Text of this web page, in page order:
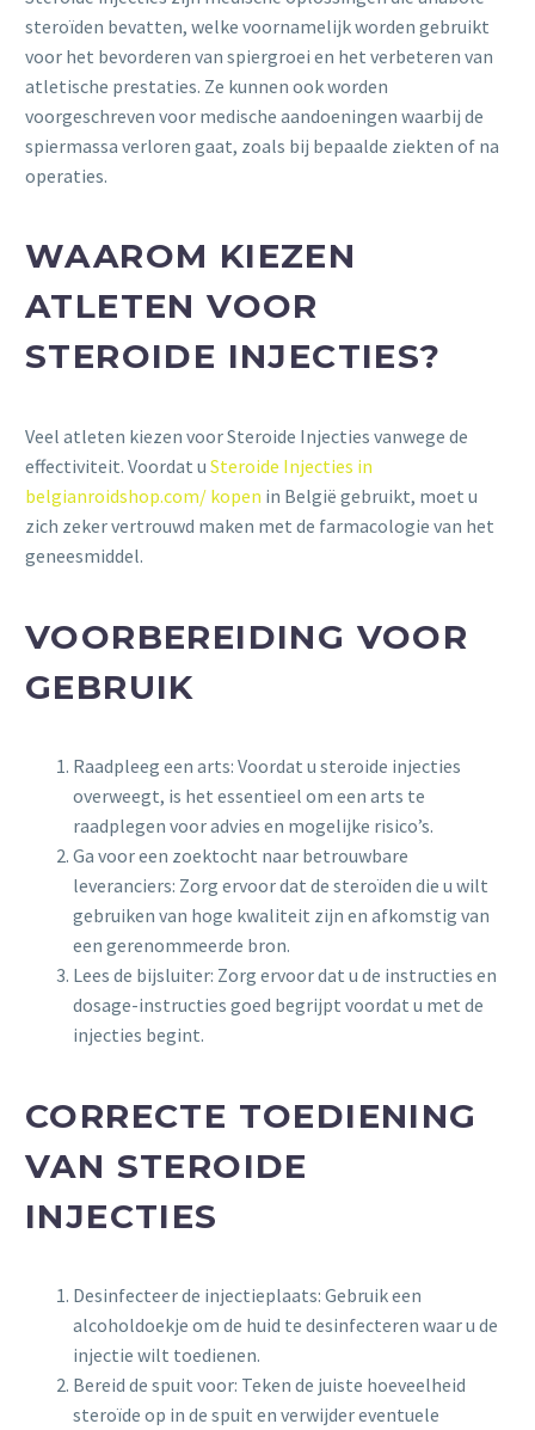
steroïden bevatten, welke voornamelijk worden gebruikt
voor het bevorderen van spiergroei en het verbeteren van
atletische prestaties. Ze kunnen ook worden
voorgeschreven voor medische aandoeningen waarbij de
spiermassa verloren gaat, zoals bij bepaalde ziekten of na
operaties.
WAAROM KIEZEN
ATLETEN VOOR
STEROIDE INJECTIES?
Veel atleten kiezen voor Steroide Injecties vanwege de
effectiviteit. Voordat u Steroide Injecties in
belgianroidshop.com/ kopen in België gebruikt, moet u
zich zeker vertrouwd maken met de farmacologie van het
geneesmiddel.
VOORBEREIDING VOOR
GEBRUIK
Raadpleeg een arts: Voordat u steroide injecties
overweegt, is het essentieel om een arts te
raadplegen voor advies en mogelijke risico’s.
Ga voor een zoektocht naar betrouwbare
leveranciers: Zorg ervoor dat de steroïden die u wilt
gebruiken van hoge kwaliteit zijn en afkomstig van
een gerenommeerde bron.
Lees de bijsluiter: Zorg ervoor dat u de instructies en
dosage-instructies goed begrijpt voordat u met de
injecties begint.
CORRECTE TOEDIENING
VAN STEROIDE
INJECTIES
Desinfecteer de injectieplaats: Gebruik een
alcoholdoekje om de huid te desinfecteren waar u de
injectie wilt toedienen.
Bereid de spuit voor: Teken de juiste hoeveelheid
steroïde op in de spuit en verwijder eventuele